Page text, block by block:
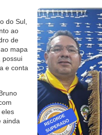
do Sul,
ao
de
mapa
possui
e conta
ainda